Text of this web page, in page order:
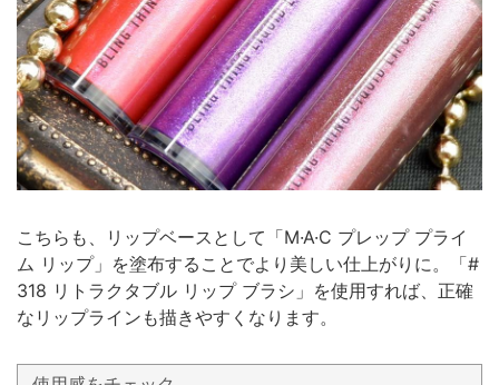
こちらも、リップベースとして「M·A·C プレップ プライ
ム リップ」を塗布することでより美しい仕上がりに。「#
318 リトラクタブル リップ ブラシ」を使用すれば、正確
なリップラインも描きやすくなります。